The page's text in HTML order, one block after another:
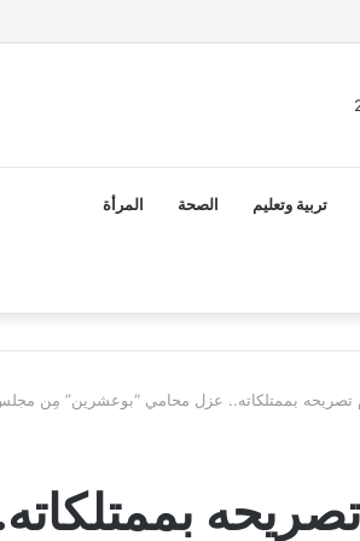
تربية وتعليم الصحة المرأة
بممتلكاته.. عزل محامي “بوعشرين” مِن مجلس